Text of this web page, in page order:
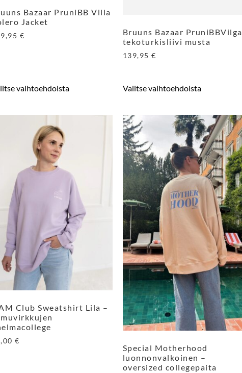
Bazaar PruniBB Villa
Jacket
€
vaihtoehdoista
Bruuns Bazaar PruniBBVilga
tekoturkisliivi musta
139,95€
Valitse vaihtoehdoista
Club Sweatshirt Lila –
€
Special Motherhood
luonnonvalkoinen –
oversized collegepaita